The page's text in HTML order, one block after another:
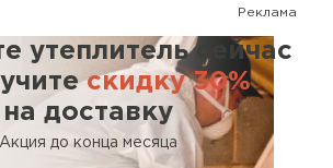
Реклама
утеплитель сейчас
скидку 30%
на доставку
Акция до конца месяца